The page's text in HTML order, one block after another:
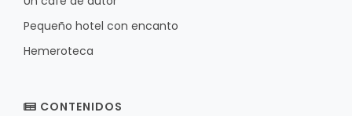
Pequeño hotel con encanto
Hemeroteca
CONTENIDOS